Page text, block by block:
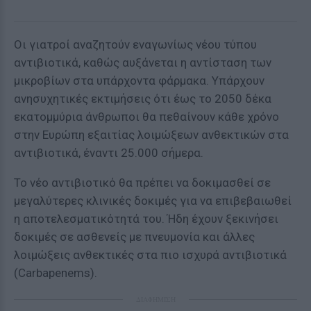
Οι γιατροί αναζητούν εναγωνίως νέου τύπου
αντιβιοτικά, καθώς αυξάνεται η αντίσταση των
μικροβίων στα υπάρχοντα φάρμακα. Υπάρχουν
ανησυχητικές εκτιμήσεις ότι έως το 2050 δέκα
εκατομμύρια άνθρωποι θα πεθαίνουν κάθε χρόνο
στην Ευρώπη εξαιτίας λοιμώξεων ανθεκτικών στα
αντιβιοτικά, έναντι 25.000 σήμερα.
Το νέο αντιβιοτικό θα πρέπει να δοκιμασθεί σε
μεγαλύτερες κλινικές δοκιμές για να επιβεβαιωθεί
η αποτελεσματικότητά του. Ήδη έχουν ξεκινήσει
δοκιμές σε ασθενείς με πνευμονία και άλλες
λοιμώξεις ανθεκτικές στα πιο ισχυρά αντιβιοτικά
(Carbapenems).